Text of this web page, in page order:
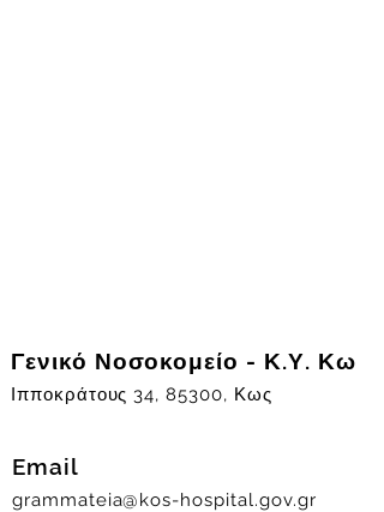
Γενικό Νοσοκομείο - Κ.Υ. Κω
Ιπποκράτους 34, 85300, Κως
Email
grammateia@kos-hospital.gov.gr